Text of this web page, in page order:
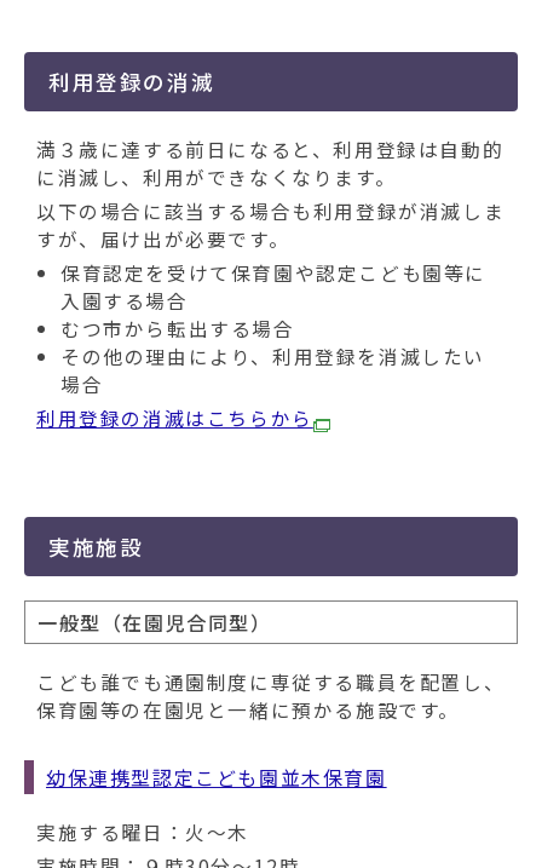
利用登録の消滅
満３歳に達する前日になると、利用登録は自動的
に消滅し、利用ができなくなります。
以下の場合に該当する場合も利用登録が消滅しま
すが、届け出が必要です。
保育認定を受けて保育園や認定こども園等に
入園する場合
むつ市から転出する場合
その他の理由により、利用登録を消滅したい
場合
利用登録の消滅はこちらから
実施施設
一般型（在園児合同型）
こども誰でも通園制度に専従する職員を配置し、
保育園等の在園児と一緒に預かる施設です。
幼保連携型認定こども園並木保育園
実施する曜日：火～木